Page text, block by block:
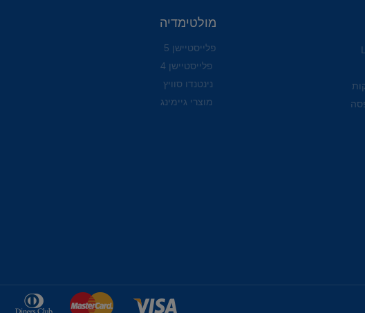
מולטימדיה
פלייסטיישן 5
פלייסטיישן 4
נינטנדו סוויץ
מוצרי גיימינג